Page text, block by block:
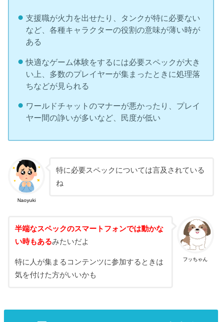
支援職が火力を出せたり、タンクが特に必要ない
など、各種キャラクターの役割の意味が薄い時が
ある
快適なゲーム体験をするには必要スペックが大き
い上、多数のプレイヤーが集まったときに処理落
ちなどが見られる
ワールドチャットのマナーが悪かったり、プレイ
ヤー間の諍いが多いなど、民度が低い
Naoyuki
特に必要スペックについては言及されている
ね
フッちゃん
半端なスペックのスマートフォンでは動かな
い時もあるみたいだよ
特に人が集まるコンテンツに参加するときは
気を付けた方がいいかも